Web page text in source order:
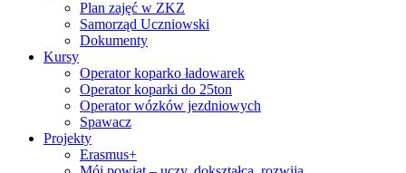
Plan zajęć w ZKZ
Samorząd Uczniowski
Dokumenty
Kursy
Operator koparko ładowarek
Operator koparki do 25ton
Operator wózków jezdniowych
Spawacz
Projekty
Erasmus+